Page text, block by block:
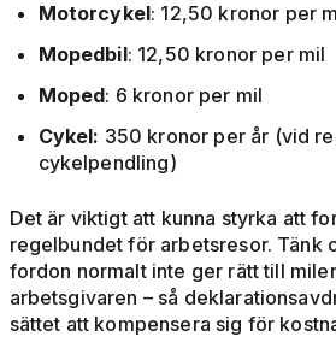
Motorcykel: 12,50 kronor per
Mopedbil: 12,50 kronor per mil
Moped: 6 kronor per mil
Cykel: 350 kronor per år (vid
cykelpendling)
Det är viktigt att kunna styrka att
regelbundet för arbetsresor. Tänk
fordon normalt inte ger rätt till
arbetsgivaren – så
sättet att kompensera sig för